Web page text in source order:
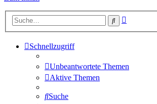
Suche
Schnellzugriff
Unbeantwortete Themen
Aktive Themen
Suche